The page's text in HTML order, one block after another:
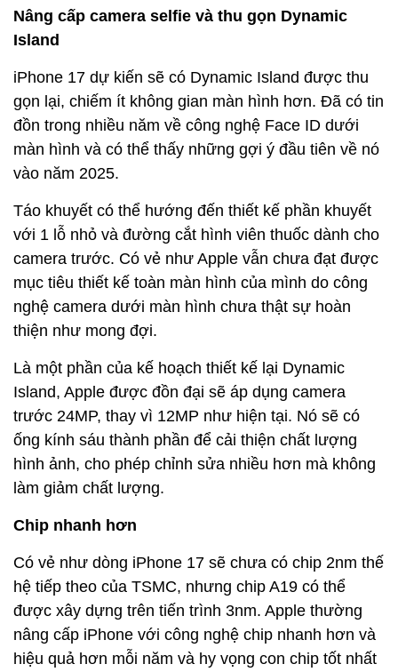
Nâng cấp camera selfie và thu gọn Dynamic
Island
iPhone 17 dự kiến ​​sẽ có Dynamic Island được thu
gọn lại, chiếm ít không gian màn hình hơn. Đã có tin
đồn trong nhiều năm về công nghệ Face ID dưới
màn hình và có thể thấy những gợi ý đầu tiên về nó
vào năm 2025.
Táo khuyết có thể hướng đến thiết kế phần khuyết
với 1 lỗ nhỏ và đường cắt hình viên thuốc dành cho
camera trước. Có vẻ như Apple vẫn chưa đạt được
mục tiêu thiết kế toàn màn hình của mình do công
nghệ camera dưới màn hình chưa thật sự hoàn
thiện như mong đợi.
Là một phần của kế hoạch thiết kế lại Dynamic
Island, Apple được đồn đại sẽ áp dụng camera
trước 24MP, thay vì 12MP như hiện tại. Nó sẽ có
ống kính sáu thành phần để cải thiện chất lượng
hình ảnh, cho phép chỉnh sửa nhiều hơn mà không
làm giảm chất lượng.
Chip nhanh hơn
Có vẻ như dòng iPhone 17 sẽ chưa có chip 2nm thế
hệ tiếp theo của TSMC, nhưng chip A19 có thể
được xây dựng trên tiến trình 3nm. Apple thường
nâng cấp iPhone với công nghệ chip nhanh hơn và
hiệu quả hơn mỗi năm và hy vọng con chip tốt nhất